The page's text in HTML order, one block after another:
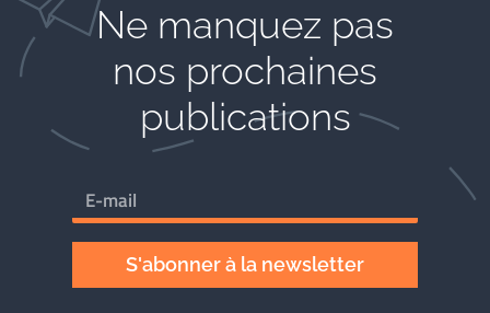
Ne manquez pas
nos prochaines
publications
S'abonner à la newsletter